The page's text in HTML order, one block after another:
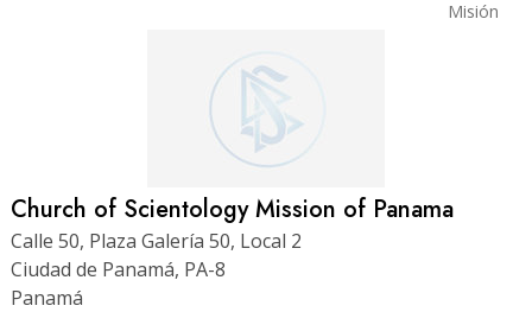
Misión
Church of Scientology Mission of Panama
Calle 50, Plaza Galería 50, Local 2
Ciudad de Panamá, PA-8
Panamá